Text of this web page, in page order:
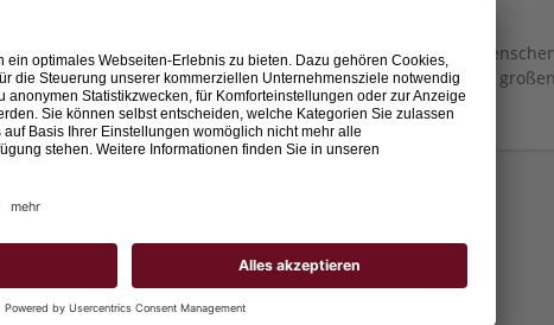
Schmieder bringt seit über 40 Jahren die richtigen
Firmen. Nur eine Bewerbung reicht, um von unserem
profitieren.